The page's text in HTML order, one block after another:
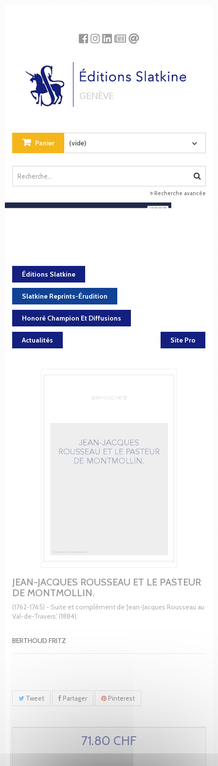
Panier (vide)
Recherche avancée
Éditions Slatkine
Slatkine Reprints-Érudition
Honoré Champion Et Diffusions
Actualités Site Pro
JEAN-JACQUES ROUSSEAU ET LE PASTEUR
DE MONTMOLLIN.
(1762-1765) - Suite et complément de 'Jean-Jacques Rousseau au
Val-de-Travers'. (1884).
BERTHOUD FRITZ
Tweet Partager Pinterest
71.80 CHF